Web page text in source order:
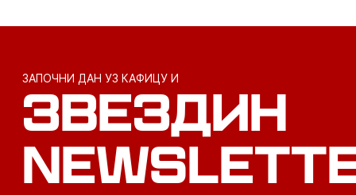
ЗАПОЧНИ ДАН УЗ КАФИЦУ И
ЗВЕЗДИН